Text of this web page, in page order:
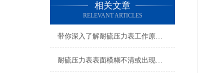
相关文章
RELEVANT ARTICLES
带你深入了解耐硫压力表工作原理及其构造
耐硫压力表表面模糊不清或出现水珠可以这样子处理